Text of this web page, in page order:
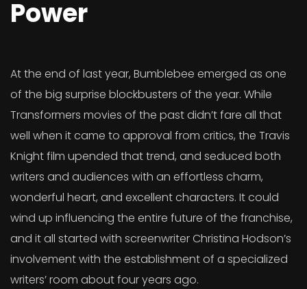
Power
At the end of last year, Bumblebee emerged as one
of the big surprise blockbusters of the year. While
Transformers movies of the past didn’t fare all that
well when it came to approval from critics, the Travis
Knight film upended that trend, and seduced both
writers and audiences with an effortless charm,
wonderful heart, and excellent characters. It could
wind up influencing the entire future of the franchise,
and it all started with screenwriter Christina Hodson’s
involvement with the establishment of a specialized
writers’ room about four years ago.